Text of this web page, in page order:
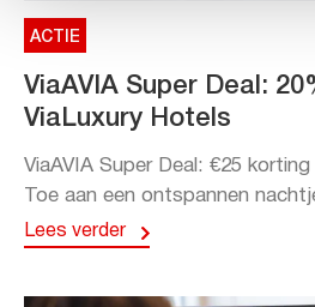
ACTIE
ViaAVIA Super Deal:
ViaLuxury Hotels
ViaAVIA Super Deal: €25
Toe aan een ontspannen
Lees verder